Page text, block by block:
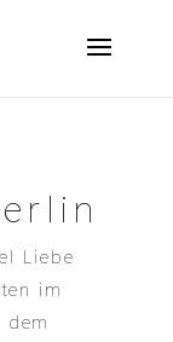
Liebe
im
dem